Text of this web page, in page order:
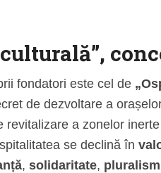
fondatori este cel de
de dezvoltare a
revitalizare a zonelor
se declină în
, solidaritate, pluralism